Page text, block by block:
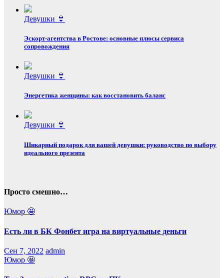
Девушки 👙
Эскорт‑агентства в Ростове: основные плюсы сервиса
сопровождения
Девушки 👙
Энергетика женщины: как восстановить баланс
Девушки 👙
Шикарный подарок для вашей девушки: руководство по выбору
идеального презента
Просто смешно…
Юмор 🤩
Есть ли в БК Фонбет игра на виртуальные деньги
Сен 7, 2022 admin
Юмор 🤩